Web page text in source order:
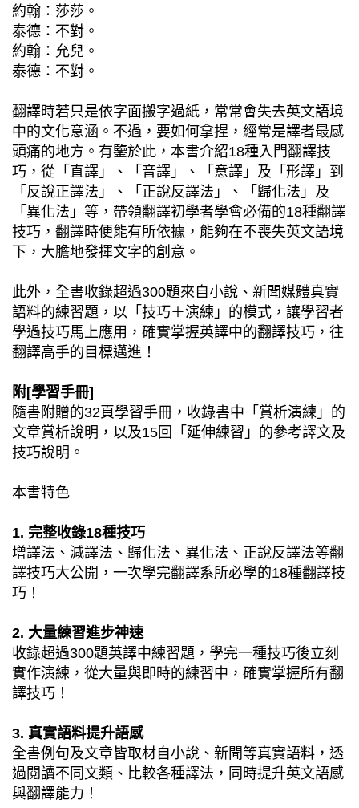
約翰：莎莎。
泰德：不對。
約翰：允兒。
泰德：不對。
翻譯時若只是依字面搬字過紙，常常會失去英文語境
中的文化意涵。不過，要如何拿捏，經常是譯者最感
頭痛的地方。有鑒於此，本書介紹18種入門翻譯技
巧，從「直譯」、「音譯」、「意譯」及「形譯」到
「反說正譯法」、「正說反譯法」、「歸化法」及
「異化法」等，帶領翻譯初學者學會必備的18種翻譯
技巧，翻譯時便能有所依據，能夠在不喪失英文語境
下，大膽地發揮文字的創意。
此外，全書收錄超過300題來自小說、新聞媒體真實
語料的練習題，以「技巧＋演練」的模式，讓學習者
學過技巧馬上應用，確實掌握英譯中的翻譯技巧，往
翻譯高手的目標邁進！
附[學習手冊]
隨書附贈的32頁學習手冊，收錄書中「賞析演練」的
文章賞析說明，以及15回「延伸練習」的參考譯文及
技巧說明。
本書特色
1. 完整收錄18種技巧
增譯法、減譯法、歸化法、異化法、正說反譯法等翻
譯技巧大公開，一次學完翻譯系所必學的18種翻譯技
巧！
2. 大量練習進步神速
收錄超過300題英譯中練習題，學完一種技巧後立刻
實作演練，從大量與即時的練習中，確實掌握所有翻
譯技巧！
3. 真實語料提升語感
全書例句及文章皆取材自小說、新聞等真實語料，透
過閱讀不同文類、比較各種譯法，同時提升英文語感
與翻譯能力！